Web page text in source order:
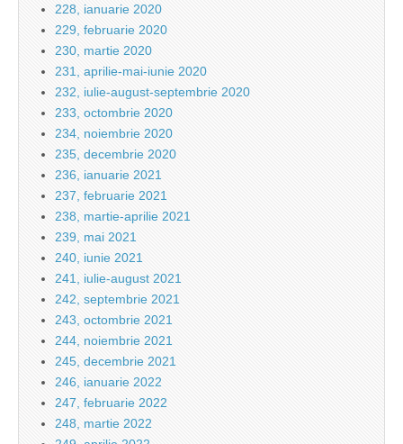
228, ianuarie 2020
229, februarie 2020
230, martie 2020
231, aprilie-mai-iunie 2020
232, iulie-august-septembrie 2020
233, octombrie 2020
234, noiembrie 2020
235, decembrie 2020
236, ianuarie 2021
237, februarie 2021
238, martie-aprilie 2021
239, mai 2021
240, iunie 2021
241, iulie-august 2021
242, septembrie 2021
243, octombrie 2021
244, noiembrie 2021
245, decembrie 2021
246, ianuarie 2022
247, februarie 2022
248, martie 2022